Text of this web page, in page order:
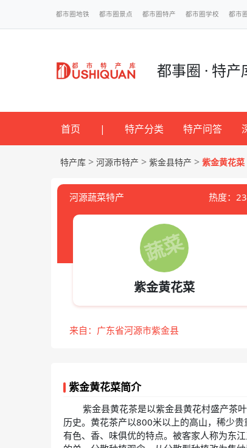
都市圈地铁 都市圈景点 都市圈特产 都市圈学校 都市
都事圈 · 特产
首页 | 特产分类 特产问答
特产库 > 河源市特产 > 紫金县特产 > 紫金黄花菜
河源蔬菜特产 热度：
紫金黄花菜
来自：广东省河源市紫金县
紫金黄花菜简介
紫金县黄花茶是以紫金县黄花村盛产茶
历史。黄花茶产以800米以上的高山，稀少
有色、香、味俱优的特点。被客家人称为东